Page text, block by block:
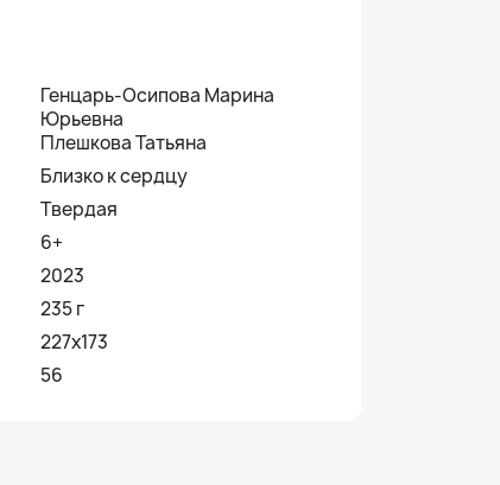
Генцарь-Осипова Марина
Юрьевна
Плешкова Татьяна
Близко к сердцу
Твердая
6+
2023
235 г
227x173
56